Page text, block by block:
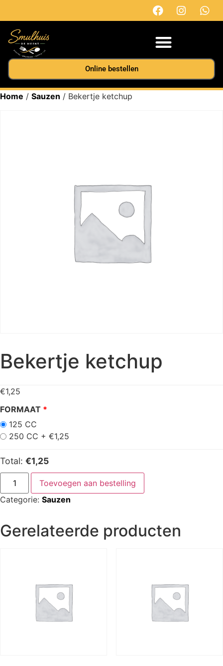
Online bestellen
Home / Sauzen / Bekertje ketchup
Bekertje ketchup
€1,25
FORMAAT
125 CC
250 CC + €1,25
Total: €1,25
Toevoegen aan bestelling
Categorie: Sauzen
Gerelateerde producten